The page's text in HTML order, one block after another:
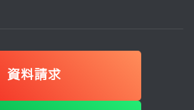
資料請求